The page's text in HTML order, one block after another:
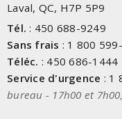
Laval, QC, H7P 5P9
Tél. : 450 688-9249
Sans frais : 1 800
Téléc. : 450 686-1444
Service d'urgence : 1
bureau - 17h00 et